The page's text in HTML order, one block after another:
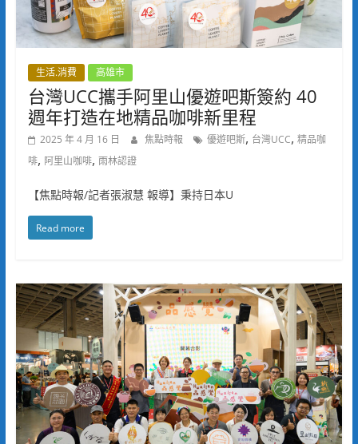
生活.消費 高雄市
台灣UCC攜手阿里山優遊吧斯簽約 40
週年打造在地精品咖啡新里程
2025 年 4 月 16 日 焦點時報 優遊吧斯, 台灣UCC, 精品咖
啡, 阿里山咖啡, 雨林認證
【焦點時報/記者張淑慧 報導】秉持日本U
Read more